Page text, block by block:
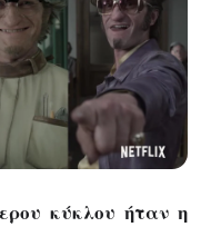
κύκλου ήταν η